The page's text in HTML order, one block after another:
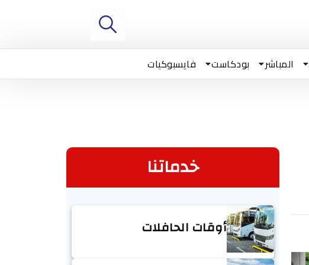
المباشر بودكاست فايسبوكيات
خدماتنا
أوقات الحافلات